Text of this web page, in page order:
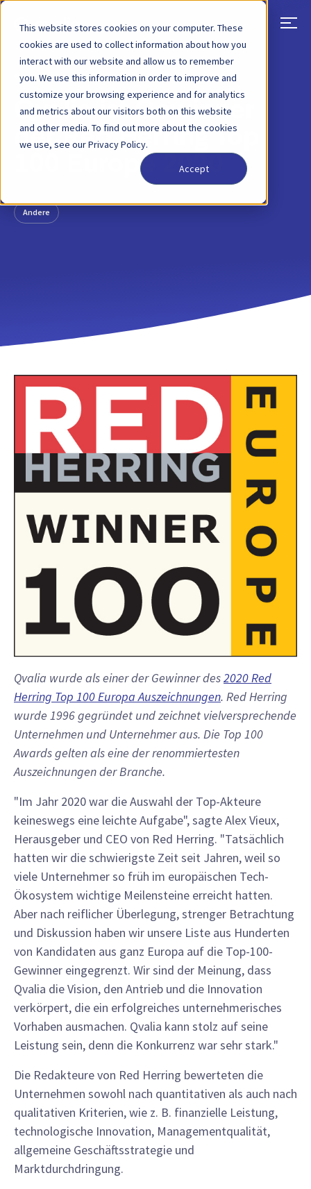
This website stores cookies on your computer. These
cookies are used to collect information about how you
interact with our website and allow us to remember
you. We use this information in order to improve and
customize your browsing experience and for analytics
and metrics about our visitors both on this website
and other media. To find out more about the cookies
we use, see our Privacy Policy.
Accept
ZURÜCK BLOG-BEITRAG 30 APR, 2020
Qvalia ist Gewinner
der Red Herring Top
100 Europe 2020
Andere
Qvalia wurde als einer der Gewinner des2020 Red
Herring Top 100 Europa Auszeichnungen. Red Herring
wurde 1996 gegründet und zeichnet vielversprechende
Unternehmen und Unternehmer aus. Die Top 100
Awards gelten als eine der renommiertesten
Auszeichnungen der Branche.
"Im Jahr 2020 war die Auswahl der Top-Akteure
keineswegs eine leichte Aufgabe", sagte Alex Vieux,
Herausgeber und CEO von Red Herring. "Tatsächlich
hatten wir die schwierigste Zeit seit Jahren, weil so
viele Unternehmer so früh im europäischen Tech-
Ökosystem wichtige Meilensteine erreicht hatten.
Aber nach reiflicher Überlegung, strenger Betrachtung
und Diskussion haben wir unsere Liste aus Hunderten
von Kandidaten aus ganz Europa auf die Top-100-
Gewinner eingegrenzt. Wir sind der Meinung, dass
Qvalia die Vision, den Antrieb und die Innovation
verkörpert, die ein erfolgreiches unternehmerisches
Vorhaben ausmachen. Qvalia kann stolz auf seine
Leistung sein, denn die Konkurrenz war sehr stark."
Die Redakteure von Red Herring bewerteten die
Unternehmen sowohl nach quantitativen als auch nach
qualitativen Kriterien, wie z. B. finanzielle Leistung,
technologische Innovation, Managementqualität,
allgemeine Geschäftsstrategie und
Marktdurchdringung.